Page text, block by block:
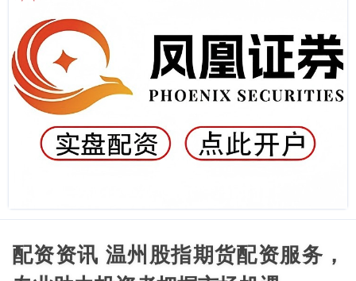
配资资讯 温州股指期货配资服务，